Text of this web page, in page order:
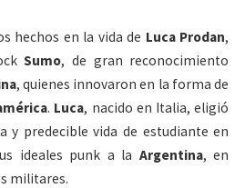
hechos en la vida de Luca Prodan,
Sumo, de gran reconocimiento
, quienes innovaron en la forma de
. Luca, nacido en Italia, eligió
y predecible vida de estudiante en
ideales punk a la Argentina, en
militares.